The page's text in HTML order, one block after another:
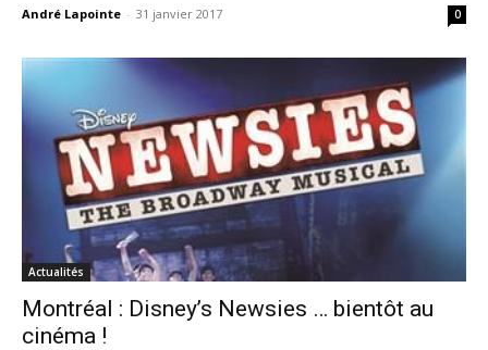
André Lapointe - 31 janvier 2017 0
Actualités
Montréal : Disney’s Newsies … bientôt au
cinéma !